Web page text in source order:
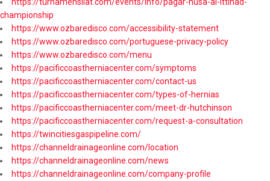
championship
https://www.ozbaredisco.com/accessibility-statement
https://www.ozbaredisco.com/portuguese-privacy-policy
https://www.ozbaredisco.com/menu
https://pacificcoastherniacenter.com/symptoms
https://pacificcoastherniacenter.com/contact-us
https://pacificcoastherniacenter.com/types-of-hernias
https://pacificcoastherniacenter.com/meet-dr-hutchinson
https://pacificcoastherniacenter.com/request-a-consultation
https://twincitiesgaspipeline.com/
https://channeldrainageonline.com/location
https://channeldrainageonline.com/news
https://channeldrainageonline.com/company-profile